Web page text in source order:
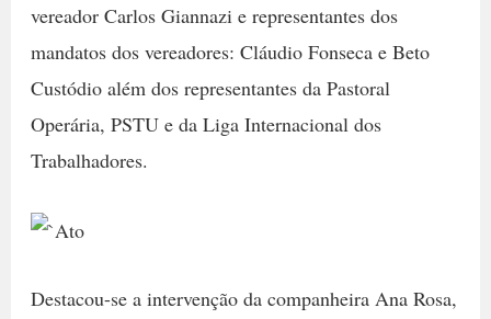
vereador Carlos Giannazi e representantes dos
mandatos dos vereadores: Cláudio Fonseca e Beto
Custódio além dos representantes da Pastoral
Operária, PSTU e da Liga Internacional dos
Trabalhadores.
Destacou-se a intervenção da companheira Ana Rosa,